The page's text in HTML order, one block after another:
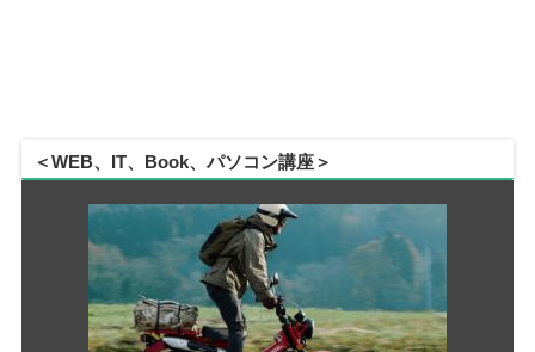
＜WEB、IT、Book、パソコン講座＞